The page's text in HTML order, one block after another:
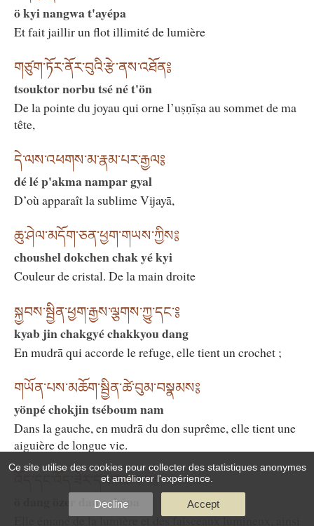
ö kyi nangwa t'ayépa
Et fait jaillir un flot illimité de lumière
གཙུག་ཏོར་ནོར་བུའི་རྩེ་ནས་འཐོན༔
tsouktor norbu tsé né t'ön
De la pointe du joyau qui orne l’uṣṇīṣa au sommet de ma
tête,
དེ་ལས་འཕགས་མ་རྣམ་པར་རྒྱལ༔
dé lé p'akma nampar gyal
D’où apparaît la sublime Vijayā,
ཆུ་ཤེལ་མདོག་ཅན་ཕྱག་གཡས་ཀྱིས༔
choushel dokchen chak yé kyi
Couleur de cristal. De la main droite
སྐྱབས་སྦྱིན་ཕྱག་རྒྱས་ལྕགས་ཀྱུ་དང་༔
kyab jin chakgyé chakkyou dang
En mudrā qui accorde le refuge, elle tient un crochet ;
གཡོན་པས་མཆོག་སྦྱིན་ཚེ་བུམ་བསྣམས༔
yönpé chokjin tséboum nam
Dans la gauche, en mudrā du don suprême, elle tient une
aiguière de longue vie.
འོད་དང་འོད་ཟེར་དང་བཅས་པ༔
ö dang özer dang chépa
Elle émane de la lumière et des faisceaux lumineux, ainsi
Ce site utilise des cookies pour collecter des statistiques anonymes
et améliorer l'expérience.
Decline Accept